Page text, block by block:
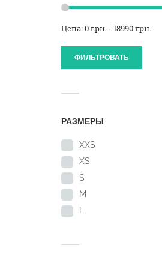
Цена: 0 грн. - 18990 грн.
ФИЛЬТРОВАТЬ
РАЗМЕРЫ
XXS
XS
S
M
L